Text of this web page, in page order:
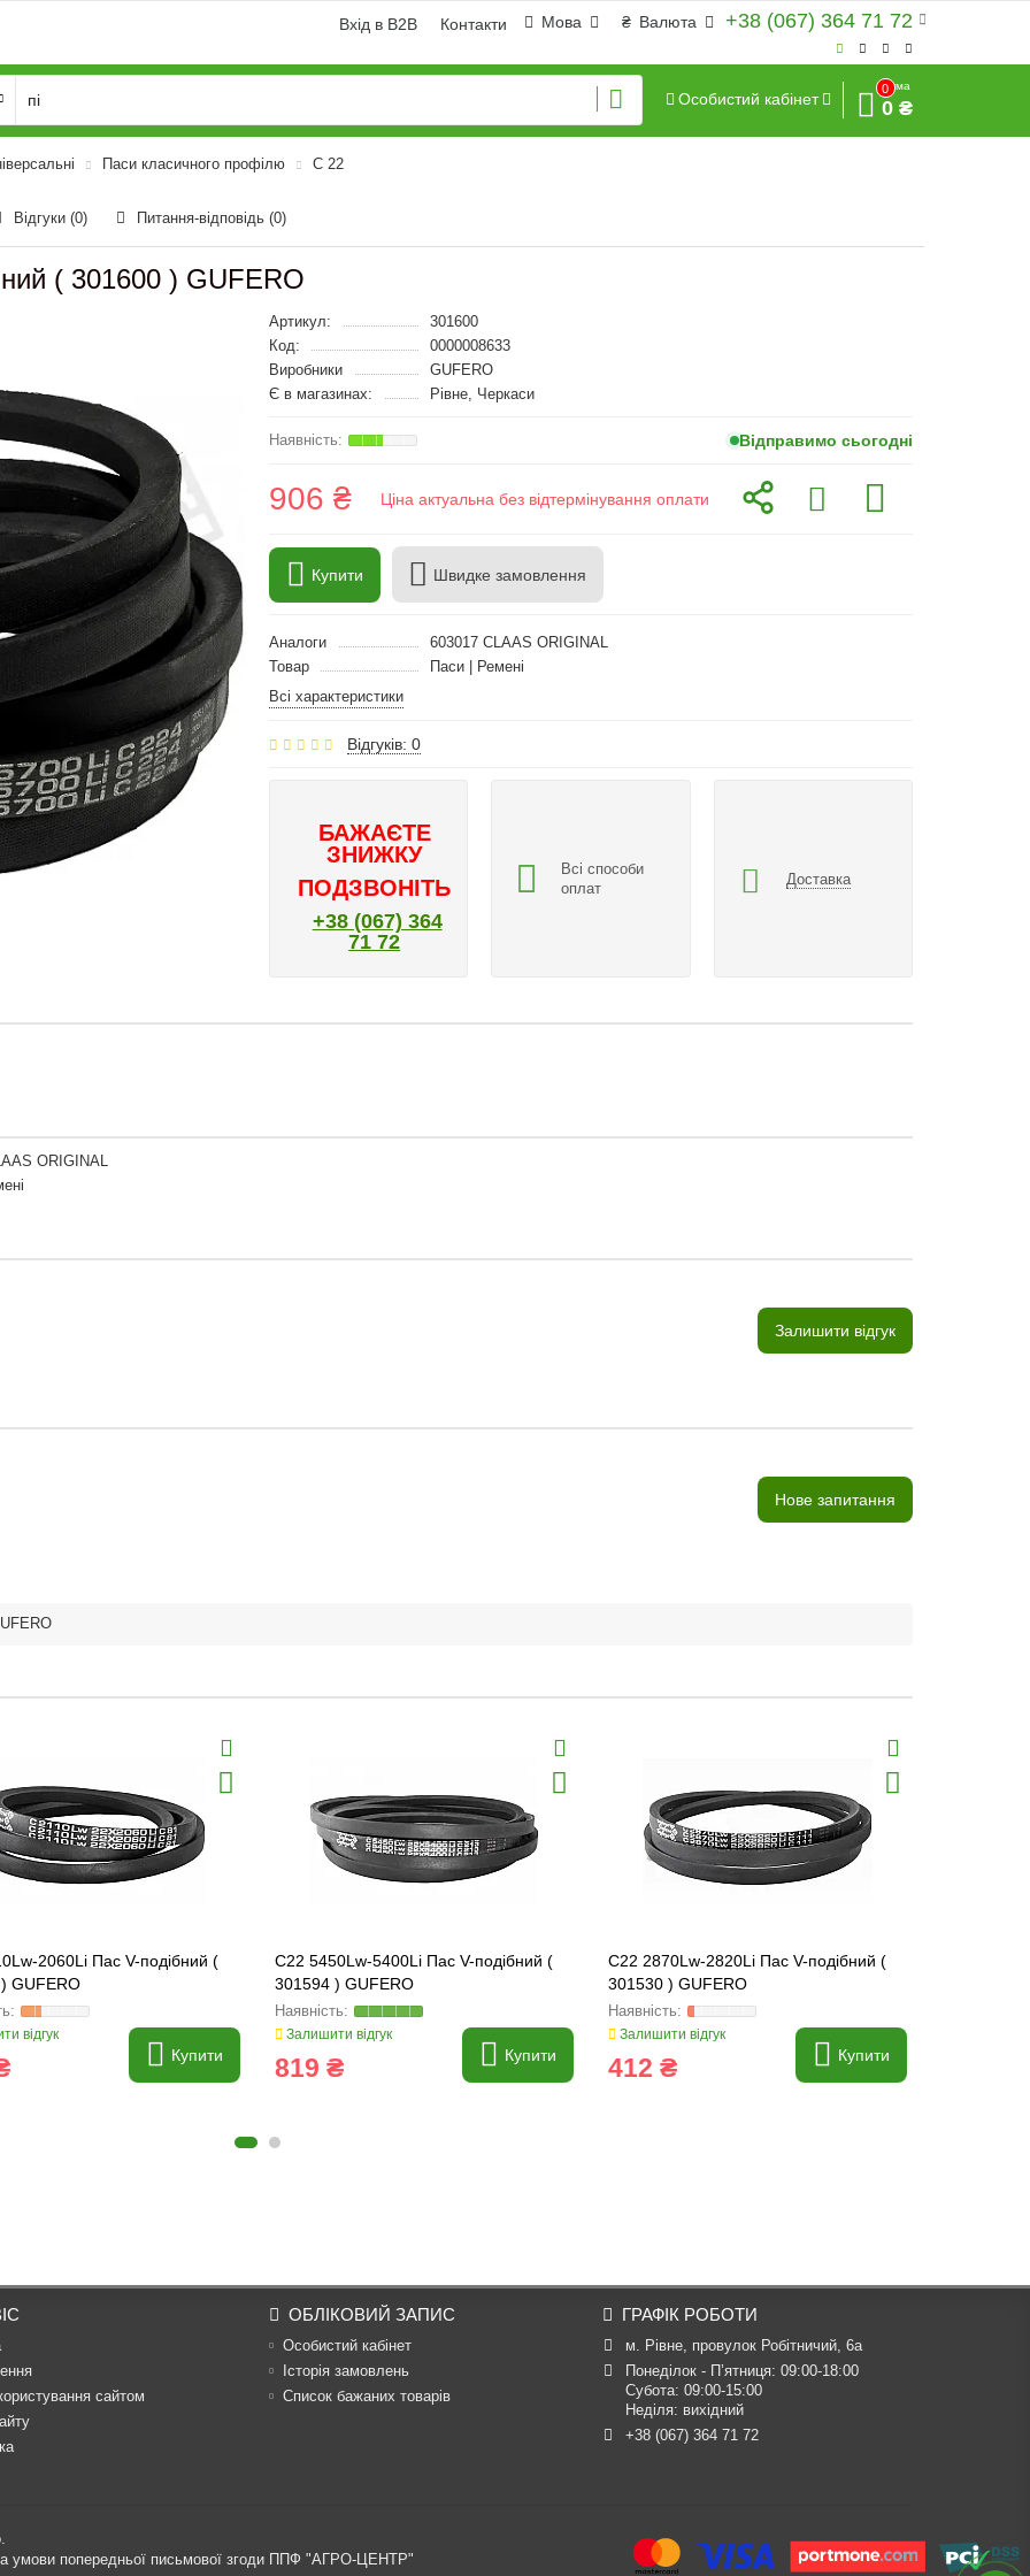
+38 (067) 364 71 72
₴ Валюта
Мова
Вхід в B2B Контакти
Особистий кабінет
0
Сума
0 ₴
Паси класичного профілю C 22
Відгуки (0) Питання-відповідь (0)
( 301600 ) GUFERO
Артикул:
301600
Код:
0000008633
Виробники
GUFERO
Є в магазинах:
Рівне, Черкаси
Відправимо сьогодні
906 ₴ Ціна актуальна без відтермінування оплати
Купити Швидке замовлення
Аналоги
603017 CLAAS ORIGINAL
Товар
Паси | Ремені
Всі характеристики
Відгуків: 0
БАЖАЄТЕ
ЗНИЖКУ
ПОДЗВОНІТЬ
+38 (067) 364
71 72
Всі способи
оплат
Доставка
ORIGINAL
Залишити відгук
Нове запитання
2060Li Пас V-подібний (
GUFERO
відгук
Купити
C22 5450Lw-5400Li Пас V-подібний (
301594 ) GUFERO
Залишити відгук
819 ₴ Купити
C22 2870Lw-2820Li Пас V-подібний (
301530 ) GUFERO
Залишити відгук
412 ₴ Купити
сайтом
ОБЛІКОВИЙ ЗАПИС
Особистий кабінет
Історія замовлень
Список бажаних товарів
ГРАФІК РОБОТИ
м. Рівне, провулок Робітничий, 6а
Понеділок - П’ятниця: 09:00-18:00
Субота: 09:00-15:00
Неділя: вихідний
+38 (067) 364 71 72
умови попередньої письмової згоди ППФ "АГРО-ЦЕНТР"